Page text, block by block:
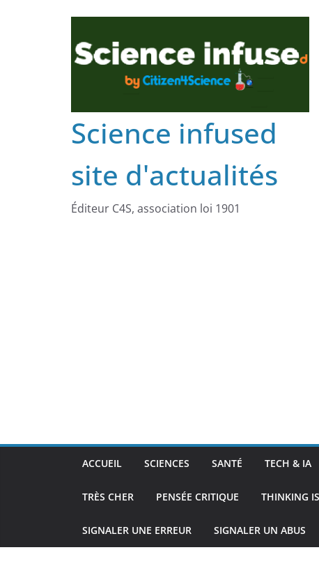
Science infused
site d'actualités
Éditeur C4S, association loi 1901
ACCUEIL SCIENCES SANTÉ TECH & IA
TRÈS CHER PENSÉE CRITIQUE THINKING
SIGNALER UNE ERREUR SIGNALER UN ABUS